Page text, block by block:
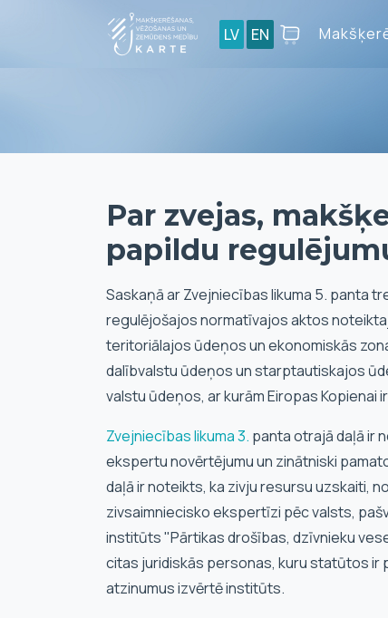
LV EN
Par zvejas,
papildu
Saskaņā ar Zvejniecības likuma 5. panta
regulējošajos normatīvajos aktos
teritoriālajos ūdeņos un ekonomiskās
dalībvalstu ūdeņos un starptautiskajos
valstu ūdeņos, ar kurām Eiropas Kopienai
Zvejniecības likuma3. panta otrajā daļā ir
ekspertu novērtējumu un zinātniski
daļā ir noteikts, ka zivju resursu uzskaiti,
zivsaimniecisko ekspertīzi pēc valsts,
institūts "Pārtikas drošības, dzīvnieku
citas juridiskās personas, kuru statūtos ir
atzinumus izvērtē institūts.